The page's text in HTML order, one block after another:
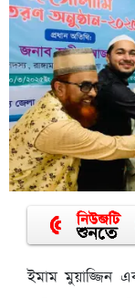
ইমাম মুয়াজ্জিন